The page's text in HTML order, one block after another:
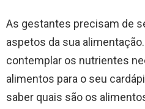
As gestantes precisam de
aspetos da sua
contemplar os nutrientes
alimentos para o seu
saber quais são os